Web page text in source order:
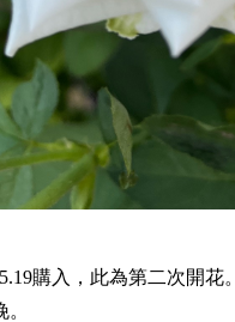
購入，此為第二次開花。